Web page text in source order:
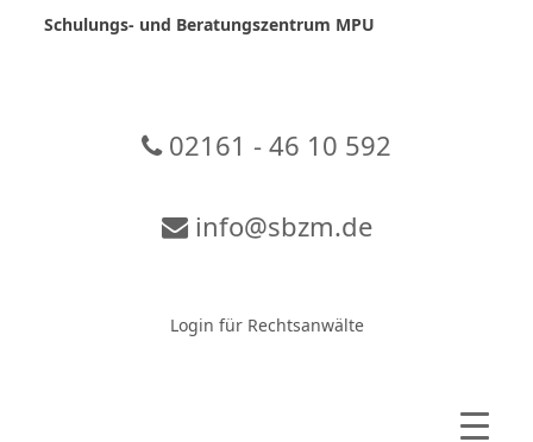
Schulungs- und Beratungszentrum MPU
02161 - 46 10 592
info@sbzm.de
Login für Rechtsanwälte